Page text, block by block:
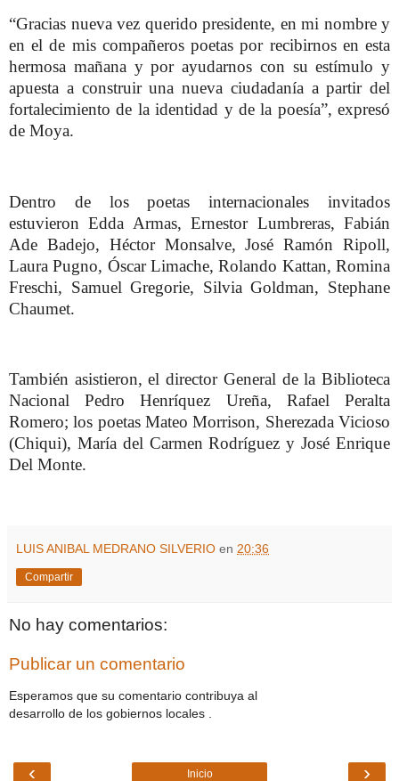
“Gracias nueva vez querido presidente, en mi nombre y
en el de mis compañeros poetas por recibirnos en esta
hermosa mañana y por ayudarnos con su estímulo y
apuesta a construir una nueva ciudadanía a partir del
fortalecimiento de la identidad y de la poesía”, expresó
de Moya.
Dentro de los poetas internacionales invitados
estuvieron Edda Armas, Ernestor Lumbreras, Fabián
Ade Badejo, Héctor Monsalve, José Ramón Ripoll,
Laura Pugno, Óscar Limache, Rolando Kattan, Romina
Freschi, Samuel Gregorie, Silvia Goldman, Stephane
Chaumet.
También asistieron, el director General de la Biblioteca
Nacional Pedro Henríquez Ureña, Rafael Peralta
Romero; los poetas Mateo Morrison, Sherezada Vicioso
(Chiqui), María del Carmen Rodríguez y José Enrique
Del Monte.
LUIS ANIBAL MEDRANO SILVERIO en 20:36
Compartir
No hay comentarios:
Publicar un comentario
Esperamos que su comentario contribuya al
desarrollo de los gobiernos locales .
‹ ›
Inicio